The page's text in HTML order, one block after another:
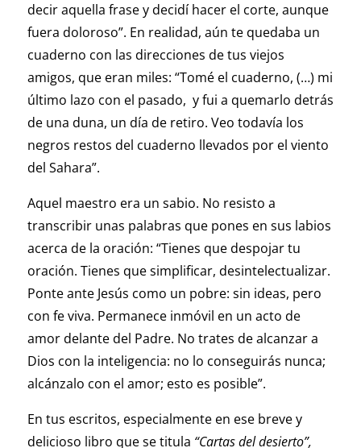
decir aquella frase y decidí hacer el corte, aunque
fuera doloroso”. En realidad, aún te quedaba un
cuaderno con las direcciones de tus viejos
amigos, que eran miles: “Tomé el cuaderno, (…) mi
último lazo con el pasado, y fui a quemarlo detrás
de una duna, un día de retiro. Veo todavía los
negros restos del cuaderno llevados por el viento
del Sahara”.
Aquel maestro era un sabio. No resisto a
transcribir unas palabras que pones en sus labios
acerca de la oración: “Tienes que despojar tu
oración. Tienes que simplificar, desintelectualizar.
Ponte ante Jesús como un pobre: sin ideas, pero
con fe viva. Permanece inmóvil en un acto de
amor delante del Padre. No trates de alcanzar a
Dios con la inteligencia: no lo conseguirás nunca;
alcánzalo con el amor; esto es posible”.
En tus escritos, especialmente en ese breve y
delicioso libro que se titula “Cartas del desierto”,